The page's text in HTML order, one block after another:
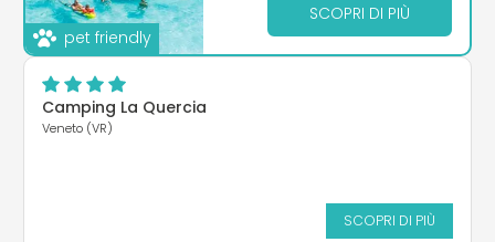
pet friendly
SCOPRI DI PIÙ
Camping La Quercia
Veneto (VR)
SCOPRI DI PIÙ